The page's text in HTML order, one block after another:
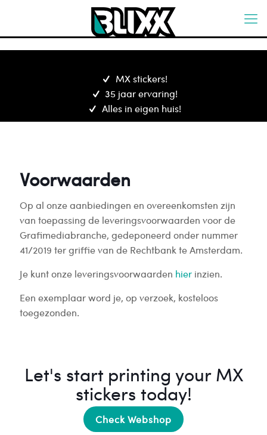
MX stickers!
35 jaar ervaring!
Alles in eigen huis!
Voorwaarden
Op al onze aanbiedingen en overeenkomsten zijn
van toepassing de leveringsvoorwaarden voor de
Grafimediabranche, gedeponeerd onder nummer
41/2019 ter griffie van de Rechtbank te Amsterdam.
Je kunt onze leveringsvoorwaarden hier inzien.
Een exemplaar word je, op verzoek, kosteloos
toegezonden.
Let's start printing your MX
stickers today!
Check Webshop